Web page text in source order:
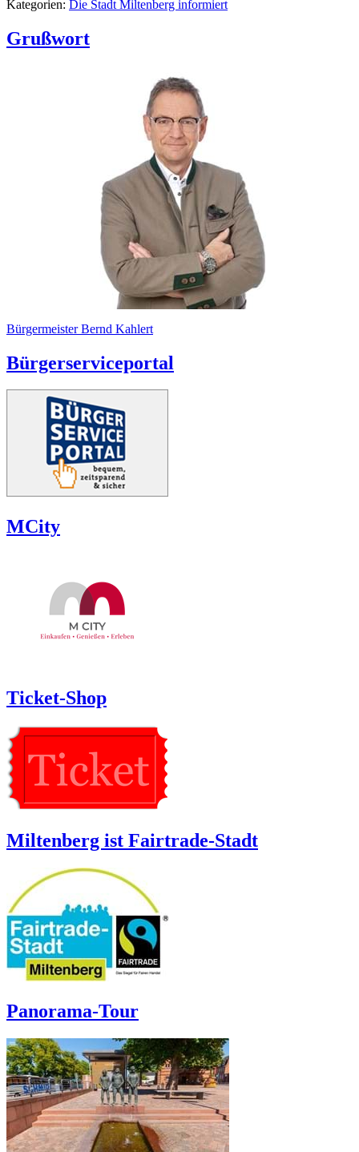
Kategorien: Die Stadt Miltenberg informiert
Grußwort
Bürgermeister Bernd Kahlert
Bürgerserviceportal
MCity
Ticket-Shop
Miltenberg ist Fairtrade-Stadt
Panorama-Tour